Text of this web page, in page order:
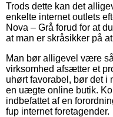
Trods dette kan det
enkelte internet outlets
Nova – Grå forud for at
at man er skråsikker på
Man bør alligevel være
virksomhed afsætter et
uhørt favorabel, bør det
en uægte online butik.
indbefattet af en
fup internet foretagender.